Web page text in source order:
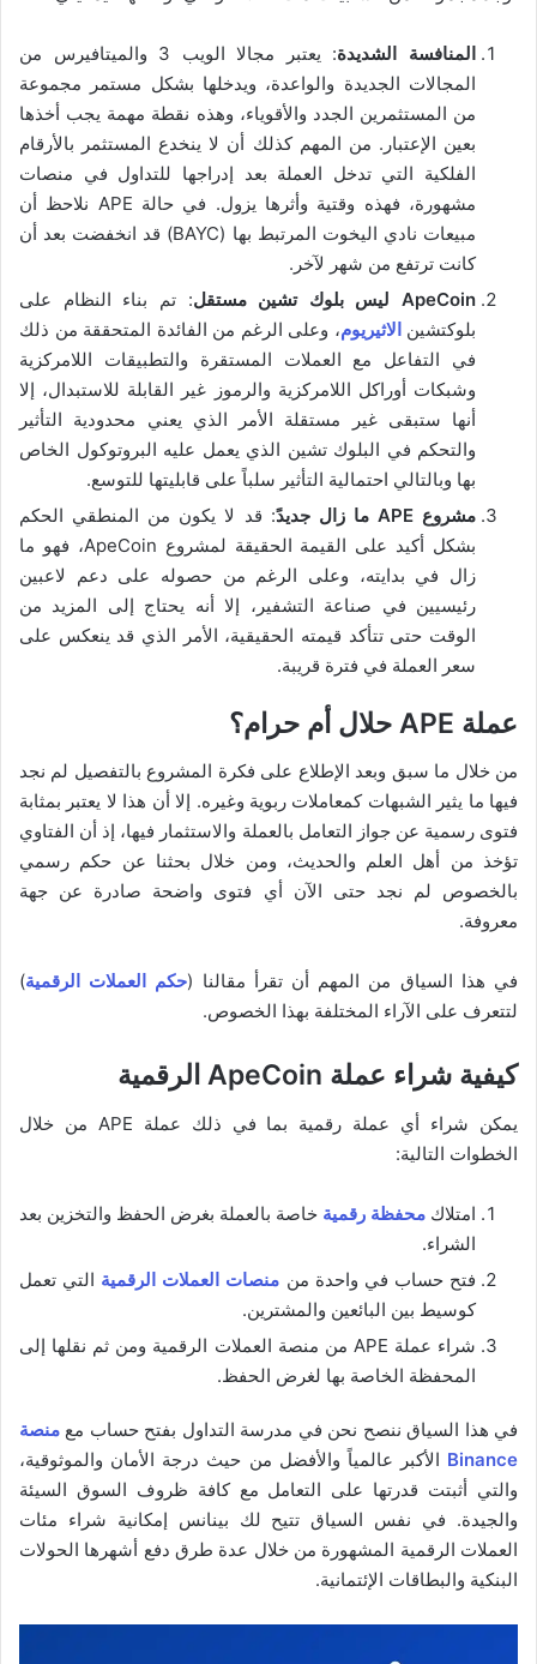
المنافسة الشديدة
: يعتبر مجالا الويب 3 والميتافيرس من
المجالات الجديدة والواعدة، ويدخلها بشكل مستمر مجموعة
من المستثمرين الجدد والأقوياء، وهذه نقطة مهمة يجب أخذها
بعين الإعتبار. من المهم كذلك أن لا ينخدع المستثمر بالأرقام
الفلكية التي تدخل العملة بعد إدراجها للتداول في منصات
مشهورة، فهذه وقتية وأثرها يزول. في حالة APE نلاحظ أن
مبيعات نادي اليخوت المرتبط بها (BAYC) قد انخفضت بعد أن
كانت ترتفع من شهر لآخر.
ApeCoin ليس بلوك تشين مستقل
: تم بناء النظام على
بلوكتشينالاثيريوم، وعلى الرغم من الفائدة المتحققة من ذلك
في التفاعل مع العملات المستقرة والتطبيقات اللامركزية
وشبكات أوراكل اللامركزية والرموز غير القابلة للاستبدال، إلا
أنها ستبقى غير مستقلة الأمر الذي يعني محدودية التأثير
والتحكم في البلوك تشين الذي يعمل عليه البروتوكول الخاص
بها وبالتالي احتمالية التأثير سلباً على قابليتها للتوسع.
مشروع APE ما زال جديدً
: قد لا يكون من المنطقي الحكم
بشكل أكيد على القيمة الحقيقة لمشروع ApeCoin، فهو ما
زال في بدايته، وعلى الرغم من حصوله على دعم لاعبين
رئيسيين في صناعة التشفير، إلا أنه يحتاج إلى المزيد من
الوقت حتى تتأكد قيمته الحقيقية، الأمر الذي قد ينعكس على
سعر العملة في فترة قريبة.
عملة APE حلال أم حرام؟
من خلال ما سبق وبعد الإطلاع على فكرة المشروع بالتفصيل لم نجد
فيها ما يثير الشبهات كمعاملات ربوية وغيره. إلا أن هذا لا يعتبر بمثابة
فتوى رسمية عن جواز التعامل بالعملة والاستثمار فيها، إذ أن الفتاوي
تؤخذ من أهل العلم والحديث، ومن خلال بحثنا عن حكم رسمي
بالخصوص لم نجد حتى الآن أي فتوى واضحة صادرة عن جهة
معروفة.
في هذا السياق من المهم أن تقرأ مقالنا (حكم العملات الرقمية)
لتتعرف على الآراء المختلفة بهذا الخصوص.
كيفية شراء عملة ApeCoin الرقمية
يمكن شراء أي عملة رقمية بما في ذلك عملة APE من خلال
الخطوات التالية:
امتلاك محفظة رقمية خاصة بالعملة بغرض الحفظ والتخزين بعد
الشراء.
فتح حساب في واحدة من منصات العملات الرقمية التي تعمل
كوسيط بين البائعين والمشترين.
شراء عملة APE من منصة العملات الرقمية ومن ثم نقلها إلى
المحفظة الخاصة بها لغرض الحفظ.
في هذا السياق ننصح نحن في مدرسة التداول بفتح حساب مع منصة
Binance الأكبر عالمياً والأفضل من حيث درجة الأمان والموثوقية،
والتي أثبتت قدرتها على التعامل مع كافة ظروف السوق السيئة
والجيدة. في نفس السياق تتيح لك بينانس إمكانية شراء مئات
العملات الرقمية المشهورة من خلال عدة طرق دفع أشهرها الحولات
البنكية والبطاقات الإئتمانية.